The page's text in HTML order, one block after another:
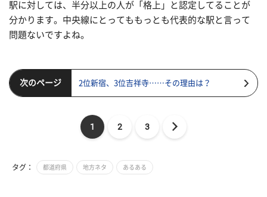
駅に対しては、半分以上の人が「格上」と認定してることが
分かります。中央線にとってももっとも代表的な駅と言って
問題ないですよね。
次のページ 2位新宿、3位吉祥寺……その理由は？
1 2 3
タグ： 都道府県 地方ネタ あるある